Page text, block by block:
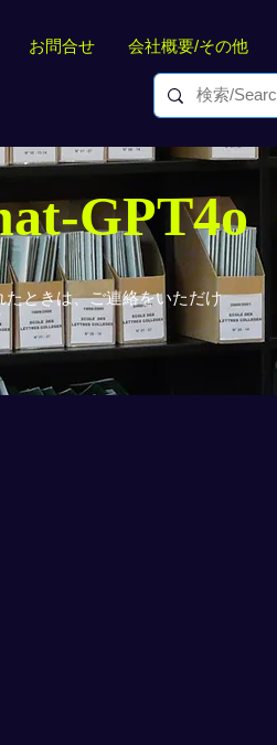
お問合せ 会社概要/その他
GPT4o
ときは、ご連絡をいただけ